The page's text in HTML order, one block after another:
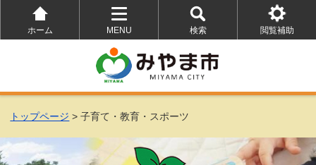
ホーム
MENU
を
開
く
検索
を
開
く
閲覧補助
を
トップページ > 子育て・教育・スポーツ